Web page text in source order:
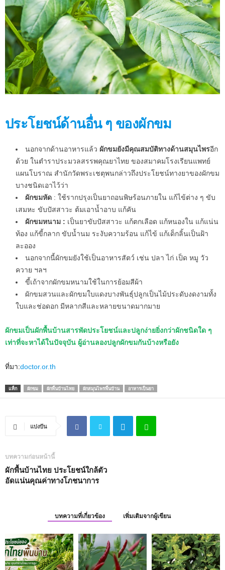
ประโยชน์ด้านอื่น ๆ ของผักขม
นอกจากด้านอาหารแล้ว ผักขมยังมีคุณสมบัติทางด้านสมุนไพรอีก
ด้วย ในตำราประมวลสรรพคุณยาไทย ของสมาคมโรงเรียนแพทย์
แผนโบราณ สำนักวัดพระเชตุพนกล่าวถึงประโยชน์ทางยาของผักขม
บางชนิดเอาไว้ว่า
ผักขมหัด : ใช้รากปรุงเป็นยาถอนพิษร้อนภายใน แก้ไข้ต่าง ๆ ขับ
เสมหะ ขับปัสสาวะ ต้มเอาน้ำอาบ แก้คัน
ผักขมหนาม : เป็นยาขับปัสสาวะ แก้ตกเลือด แก้หนองใน แก้แน่น
ท้อง แก้ขี้กลาก ขับน้ำนม ระงับความร้อน แก้ไข้ แก้เด็กลิ้นเป็นฝ้า
ละออง
นอกจากนี้ผักขมยังใช้เป็นอาหารสัตว์ เช่น ปลา ไก่ เป็ด หมู วัว
ควาย ฯลฯ
ขี้เถ้าจากผักขมหนามใช้ในการย้อมสีผ้า
ผักขมสวนและผักขมใบแดงบางพันธุ์ปลูกเป็นไม้ประดับงดงามทั้ง
ใบและช่อดอก มีหลากสีและหลายขนาดมากมาย
ผักขมเป็นผักพื้นบ้านสารพัดประโยชน์และปลูกง่ายยิ่งกว่าผักชนิดใด ๆ
เท่าที่จะหาได้ในปัจจุบัน ผู้อ่านลองปลูกผักขมกันบ้างหรือยัง
ที่มา:doctor.or.th
แท็ก ผักขม ผักพื้นบ้านไทย ผักสมุนไพรพื้นบ้าน อาหารเป็นยา
แบ่งปัน
บทความก่อนหน้านี้
ผักพื้นบ้านไทย ประโยชน์ใกล้ตัว
อัดแน่นคุณค่าทางโภชนาการ
บทความที่เกี่ยวข้อง เพิ่มเติมจากผู้เขียน